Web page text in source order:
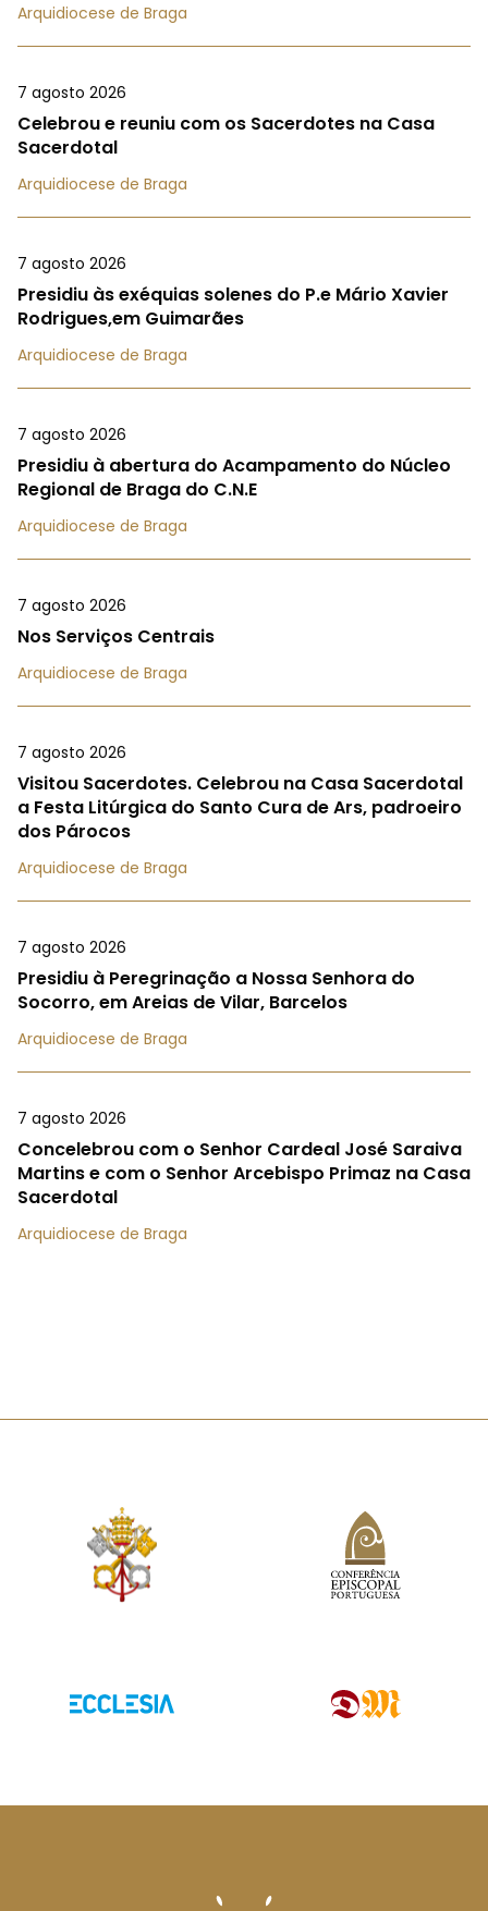
Arquidiocese de Braga
7 agosto 2026
Celebrou e reuniu com os Sacerdotes na Casa
Sacerdotal
Arquidiocese de Braga
7 agosto 2026
Presidiu às exéquias solenes do P.e Mário Xavier
Rodrigues,em Guimarães
Arquidiocese de Braga
7 agosto 2026
Presidiu à abertura do Acampamento do Núcleo
Regional de Braga do C.N.E
Arquidiocese de Braga
7 agosto 2026
Nos Serviços Centrais
Arquidiocese de Braga
7 agosto 2026
Visitou Sacerdotes. Celebrou na Casa Sacerdotal
a Festa Litúrgica do Santo Cura de Ars, padroeiro
dos Párocos
Arquidiocese de Braga
7 agosto 2026
Presidiu à Peregrinação a Nossa Senhora do
Socorro, em Areias de Vilar, Barcelos
Arquidiocese de Braga
7 agosto 2026
Concelebrou com o Senhor Cardeal José Saraiva
Martins e com o Senhor Arcebispo Primaz na Casa
Sacerdotal
Arquidiocese de Braga